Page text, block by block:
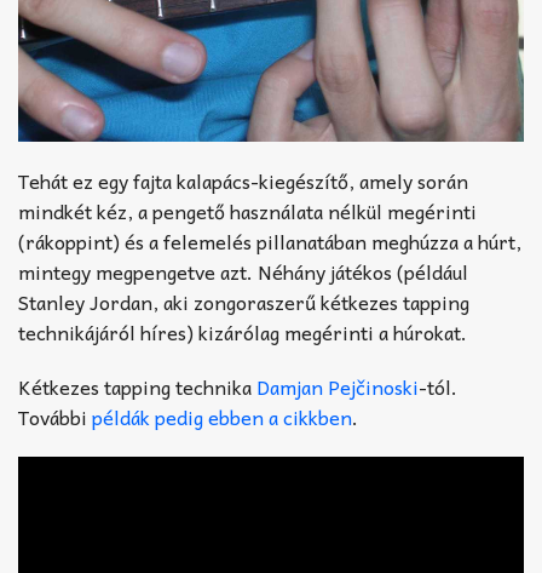
Tehát ez egy fajta kalapács-kiegészítő, amely során
mindkét kéz, a pengető használata nélkül megérinti
(rákoppint) és a felemelés pillanatában meghúzza a húrt,
mintegy megpengetve azt. Néhány játékos (például
Stanley Jordan, aki zongoraszerű kétkezes tapping
technikájáról híres) kizárólag megérinti a húrokat.
Kétkezes tapping technikaDamjan Pejčinoski-tól.
Továbbipéldák pedig ebben a cikkben.